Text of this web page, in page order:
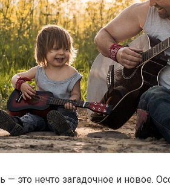
это нечто загадочное и новое.